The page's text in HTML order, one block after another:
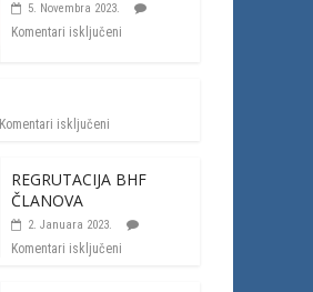
5. Novembra 2023.
Komentari isključeni
Komentari isključeni
REGRUTACIJA BHF
ČLANOVA
2. Januara 2023.
Komentari isključeni